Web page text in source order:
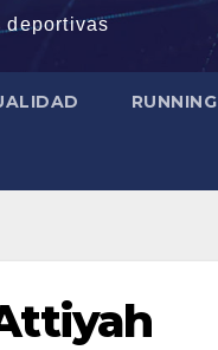
deportivas
RUNNING